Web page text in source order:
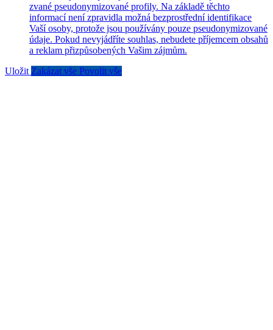
zvané pseudonymizované profily. Na základě těchto
informací není zpravidla možná bezprostřední identifikace
Vaší osoby, protože jsou používány pouze pseudonymizované
údaje. Pokud nevyjádříte souhlas, nebudete příjemcem obsahů
a reklam přizpůsobených Vašim zájmům.
Uložit Zakázat vše Povolit vše